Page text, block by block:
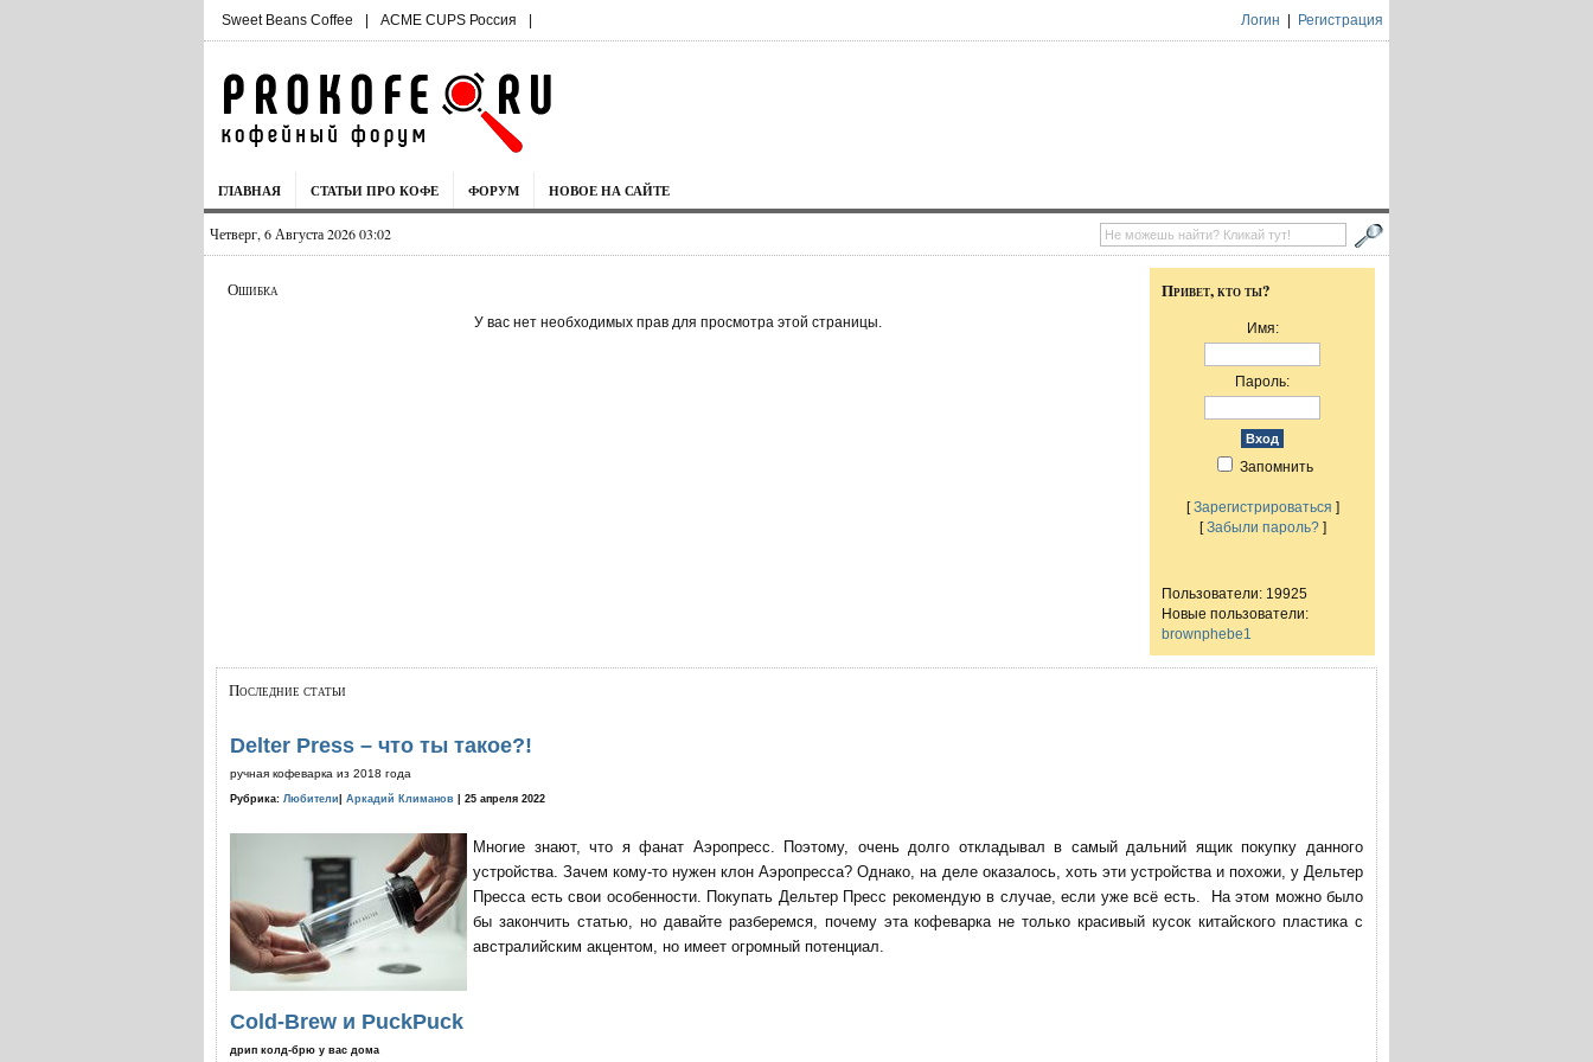
Sweet Beans Coffee | ACME CUPS Россия | Логин Регистрация
ГЛАВНАЯ СТАТЬИ ПРО КОФЕ ФОРУМ НОВОЕ НА САЙТЕ
Четверг, 6 Августа 2026 03:02
Ошибка
У вас нет необходимых прав для просмотра этой страницы.
Привет, кто ты?
Имя:
Пароль:
Запомнить
[Зарегистрироваться ]
[Забыли пароль?]
Пользователи: 19925
Новые пользователи:
brownphebe1
Последние статьи
Delter Press – что ты такое?!
ручная кофеварка из 2018 года
Рубрика: Любители Аркадий Климанов | 25 апреля 2022
Многие знают, что я фанат Аэропресс. Поэтому, очень долго откладывал в самый дальний ящик покупку данного
устройства. Зачем кому-то нужен клон Аэропресса? Однако, на деле оказалось, хоть эти устройства и похожи, у Дельтер
Пресса есть свои особенности. Покупать Дельтер Пресс рекомендую в случае, если уже всё есть. На этом можно было
бы закончить статью, но давайте разберемся, почему эта кофеварка не только красивый кусок китайского пластика с
австралийским акцентом, но имеет огромный потенциал.
Cold-Brew и PuckPuck
дрип колд-брю у вас дома